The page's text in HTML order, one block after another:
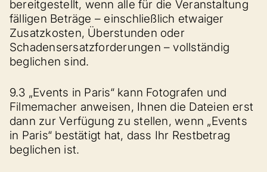
bereitgestellt, wenn alle für die Veranstaltung
fälligen Beträge – einschließlich etwaiger
Zusatzkosten, Überstunden oder
Schadensersatzforderungen – vollständig
beglichen sind.
9.3 „Events in Paris“ kann Fotografen und
Filmemacher anweisen, Ihnen die Dateien erst
dann zur Verfügung zu stellen, wenn „Events
in Paris“ bestätigt hat, dass Ihr Restbetrag
beglichen ist.